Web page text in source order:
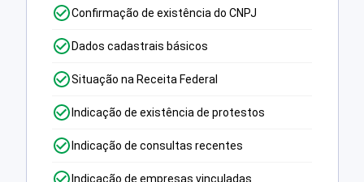
Confirmação de existência do CNPJ
Dados cadastrais básicos
Situação na Receita Federal
Indicação de existência de protestos
Indicação de consultas recentes
Indicação de empresas vinculadas